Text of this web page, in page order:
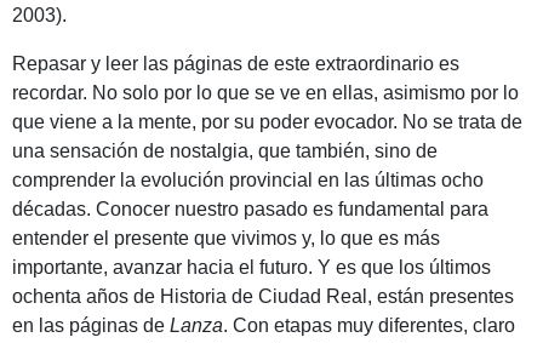
2003).
Repasar y leer las páginas de este extraordinario es
recordar. No solo por lo que se ve en ellas, asimismo por lo
que viene a la mente, por su poder evocador. No se trata de
una sensación de nostalgia, que también, sino de
comprender la evolución provincial en las últimas ocho
décadas. Conocer nuestro pasado es fundamental para
entender el presente que vivimos y, lo que es más
importante, avanzar hacia el futuro. Y es que los últimos
ochenta años de Historia de Ciudad Real, están presentes
en las páginas de Lanza. Con etapas muy diferentes, claro